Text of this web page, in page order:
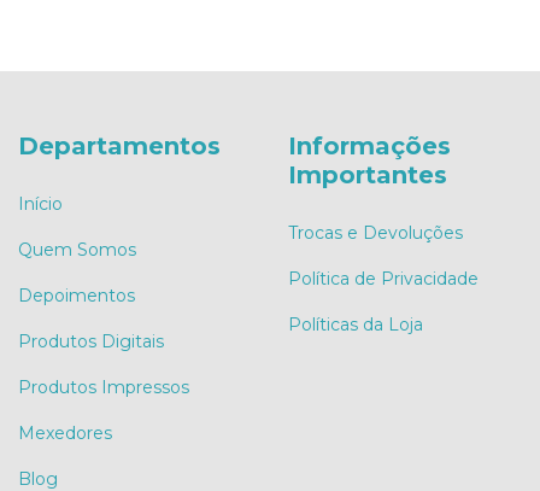
Departamentos
Início
Quem Somos
Depoimentos
Produtos Digitais
Produtos Impressos
Mexedores
Blog
Informações
Importantes
Trocas e Devoluções
Política de Privacidade
Políticas da Loja